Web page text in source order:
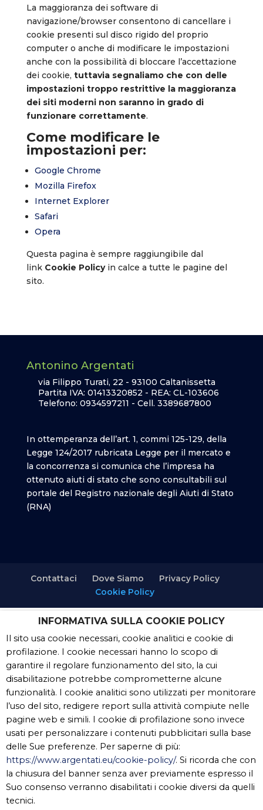
La maggioranza dei software di
navigazione/browser consentono di cancellare i
cookie presenti sul disco rigido del proprio
computer o anche di modificare le impostazioni
anche con la possibilità di bloccare l’accettazione
dei cookie, tuttavia segnaliamo che con delle
impostazioni troppo restrittive la maggioranza
dei siti moderni non saranno in grado di
funzionare correttamente.
Come modificare le
impostazioni per:
Google Chrome
Mozilla Firefox
Internet Explorer
Safari
Opera
Questa pagina è sempre raggiungibile dal
link Cookie Policyin calce a tutte le pagine del
sito.
Antonino Argentati
via Filippo Turati, 22 - 93100 Caltanissetta
Partita IVA: 01413320852 - REA: CL-103606
Telefono: 0934597211 - Cell. 3389687800
In ottemperanza dell’art. 1, commi 125-129, della
Legge 124/2017 rubricata Legge per il mercato e
la concorrenza si comunica che l’impresa ha
ottenuto aiuti di stato che sono consultabili sul
portale del Registro nazionale degli Aiuti di Stato
(RNA)
Contattaci Dove Siamo
Privacy Policy
Cookie Policy
Copyright- Tutti i contenuti di questa pagina (i
testi, le immagini, la grafica ed il layout) sono di
proprietà di "Argentati.eu" e tutelati dal diritto
d’autore. È pertanto vietato copiarli, pubblicarli,
riscriverli, commercializzarli, distribuirli, anche
soltanto in parte. Tutti i documenti presenti su
questo sito, disponibili gratuitamente per il
download, sono da intendere esclusivamente per
uso personale. Possono essere ridistribuiti,
sempre gratuitamente e senza alcun fine illecito
o commerciale, a condizione che non vengano
alterati in nessuna forma (testi, immagini, grafica,
layout), mantenendo chiaramente "Argentati.eu"
INFORMATIVA SULLA COOKIE POLICY
Il sito usa cookie necessari, cookie analitici e cookie di
profilazione. I cookie necessari hanno lo scopo di
garantire il regolare funzionamento del sito, la cui
disabilitazione potrebbe comprometterne alcune
funzionalità. I cookie analitici sono utilizzati per monitorare
l’uso del sito, redigere report sulla attività compiute nelle
pagine web e simili. I cookie di profilazione sono invece
usati per personalizzare i contenuti pubblicitari sulla base
delle Sue preferenze. Per saperne di più:
https://www.argentati.eu/cookie-policy/. Si ricorda che con
la chiusura del banner senza aver previamente espresso il
Suo consenso verranno disabilitati i cookie diversi da quelli
tecnici.